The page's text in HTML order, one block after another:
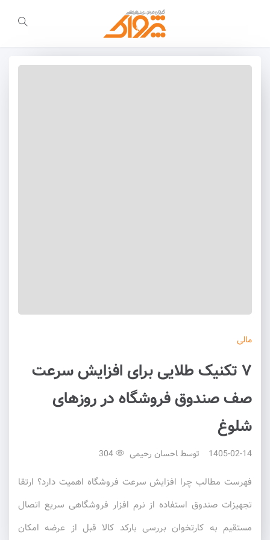
مالی
۷ تکنیک طلایی برای افزایش سرعت
صف صندوق فروشگاه در روزهای
شلوغ
1405-02-14 توسط احسان رحیمی
فهرست مطالب چرا افزایش سرعت فروشگاه اهمیت دارد؟ ارتقا
تجهیزات صندوق استفاده از نرم افزار فروشگاهی سریع اتصال
مستقیم به کارتخوان بررسی بارکد کالا قبل از عرضه امکان